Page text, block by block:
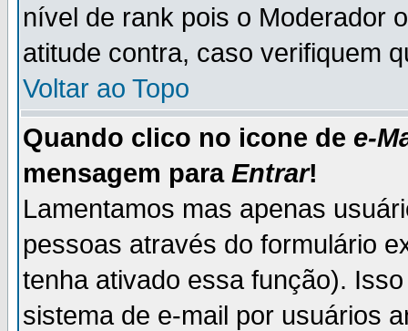
nível de rank pois o Moderador
atitude contra, caso verifiquem
Voltar ao Topo
Quando clico no icone de e-
mensagem para Entrar!
Lamentamos mas apenas
pessoas através do formulário
tenha ativado essa função).
sistema de e-mail por usuários